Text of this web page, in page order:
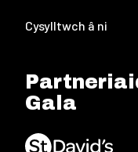
Cysylltwch â ni
Gala